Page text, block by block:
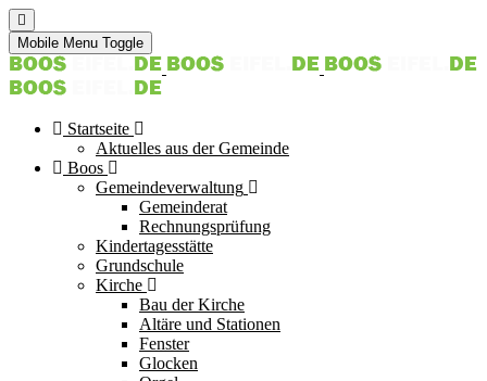
Mobile Menu Toggle
Startseite
Aktuelles aus der Gemeinde
Boos
Gemeindeverwaltung
Gemeinderat
Rechnungsprüfung
Kindertagesstätte
Grundschule
Kirche
Bau der Kirche
Altäre und Stationen
Fenster
Glocken